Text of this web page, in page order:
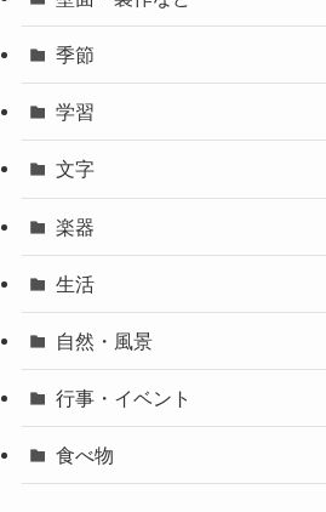
季節
学習
文字
楽器
生活
自然・風景
行事・イベント
食べ物